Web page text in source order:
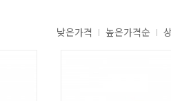
낮은가격 높은가격순